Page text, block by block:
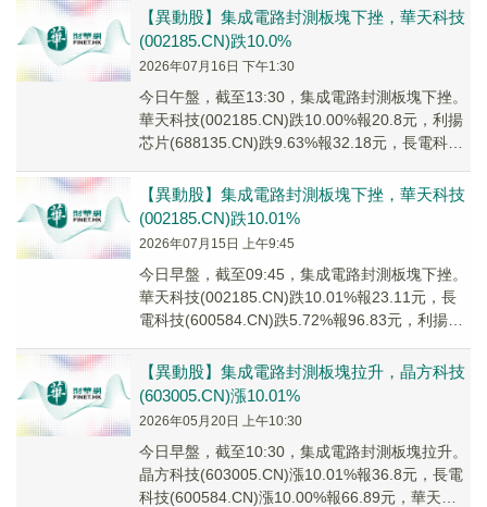
【異動股】集成電路封測板塊下挫，華天科技
(002185.CN)跌10.0%
2026年07月16日 下午1:30
今日午盤，截至13:30，集成電路封測板塊下挫。
華天科技(002185.CN)跌10.00%報20.8元，利揚
芯片(688135.CN)跌9.63%報32.18元，長電科技
【異動股】集成電路封測板塊下挫，華天科技
(002185.CN)跌10.01%
2026年07月15日 上午9:45
今日早盤，截至09:45，集成電路封測板塊下挫。
華天科技(002185.CN)跌10.01%報23.11元，長
電科技(600584.CN)跌5.72%報96.83元，利揚芯
【異動股】集成電路封測板塊拉升，晶方科技
(603005.CN)漲10.01%
2026年05月20日 上午10:30
今日早盤，截至10:30，集成電路封測板塊拉升。
晶方科技(603005.CN)漲10.01%報36.8元，長電
科技(600584.CN)漲10.00%報66.89元，華天科